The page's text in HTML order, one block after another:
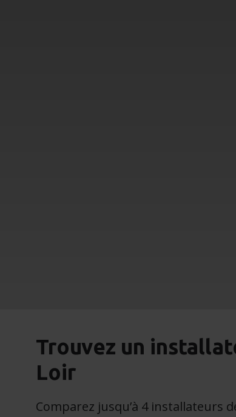
Trouvez un
Loir
Comparez jusqu’à 4 installateurs